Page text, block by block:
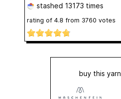
stashed 13173 times
rating of 4.8 from 3760 votes
buy this yarn